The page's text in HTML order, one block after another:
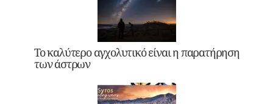
Το καλύτερο αγχολυτικό είναι η παρατήρηση
των άστρων